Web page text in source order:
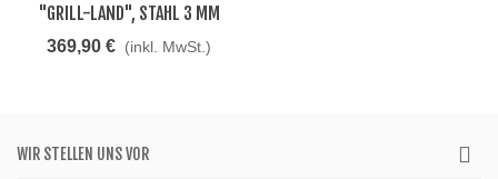
"GRILL-LAND", STAHL 3 MM
369,90 € (inkl. MwSt.)
WIR STELLEN UNS VOR